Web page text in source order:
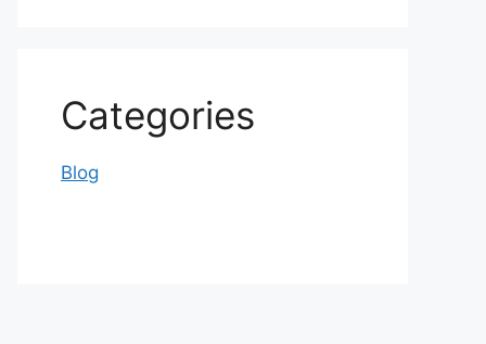
Categories
Blog